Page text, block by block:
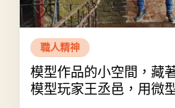
職人精神
模型作品的小空間，
模型玩家王丞邑，用微